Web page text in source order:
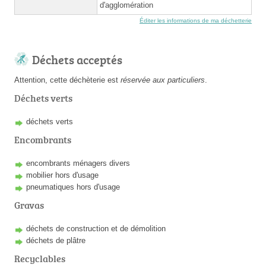
d'agglomération
Éditer les informations de ma déchetterie
Déchets acceptés
Attention, cette déchèterie est réservée aux particuliers.
Déchets verts
déchets verts
Encombrants
encombrants ménagers divers
mobilier hors d'usage
pneumatiques hors d'usage
Gravas
déchets de construction et de démolition
déchets de plâtre
Recyclables